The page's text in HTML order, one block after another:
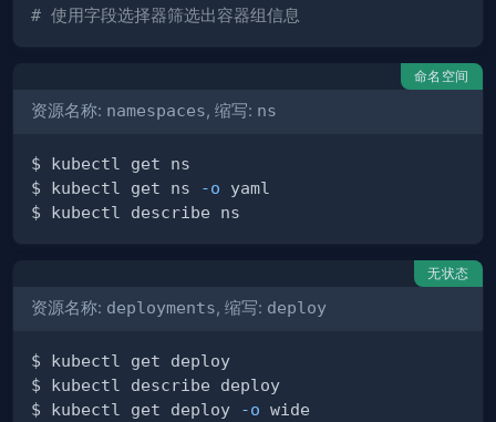
# 使用字段选择器筛选出容器组信息
命名空间
资源名称: namespaces, 缩写: ns
$ kubectl get ns
-o
无状态
资源名称: deployments, 缩写: deploy
$ kubectl get deploy
-o